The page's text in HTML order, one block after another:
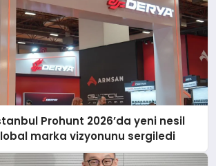
Prohunt 2026’da yeni nesil
marka vizyonunu sergiledi